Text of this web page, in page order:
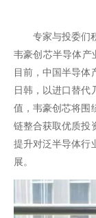
专家与投委们
韦豪创芯半导体产
目前，中国半导体
日韩，以进口替代
值，韦豪创芯将围
链整合获取优质投
提升对泛半导体行
展。